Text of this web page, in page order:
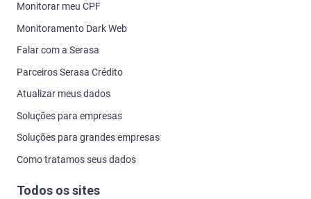
Monitorar meu CPF
Monitoramento Dark Web
Falar com a Serasa
Parceiros Serasa Crédito
Atualizar meus dados
Soluções para empresas
Soluções para grandes empresas
Como tratamos seus dados
Todos os sites